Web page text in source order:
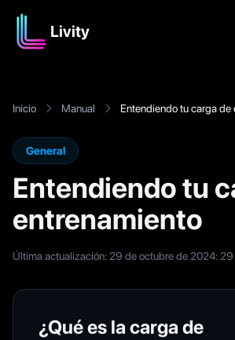
Livity
Inicio Manual Entendiendo tu carga de
General
Entendiendo tu
entrenamiento
Última actualización: 29 de octubre de 2024: 29
¿Qué es la carga de